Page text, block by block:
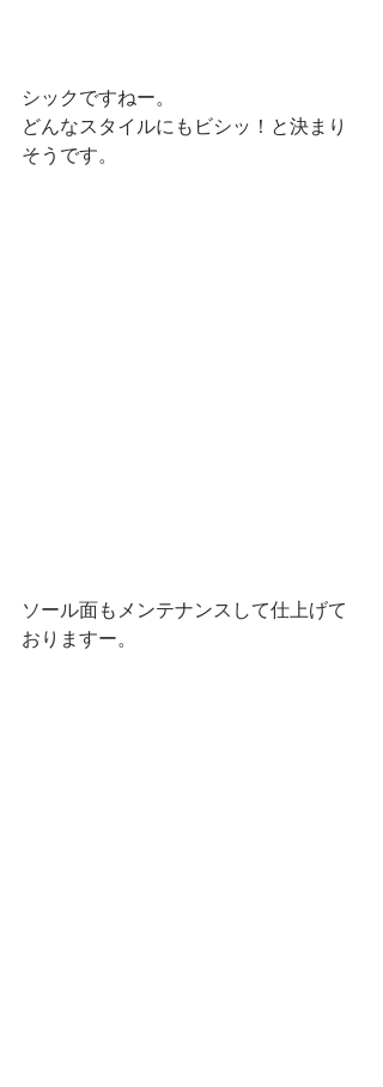
シックですねー。
どんなスタイルにもビシッ！と決まり
そうです。
ソール面もメンテナンスして仕上げて
おりますー。